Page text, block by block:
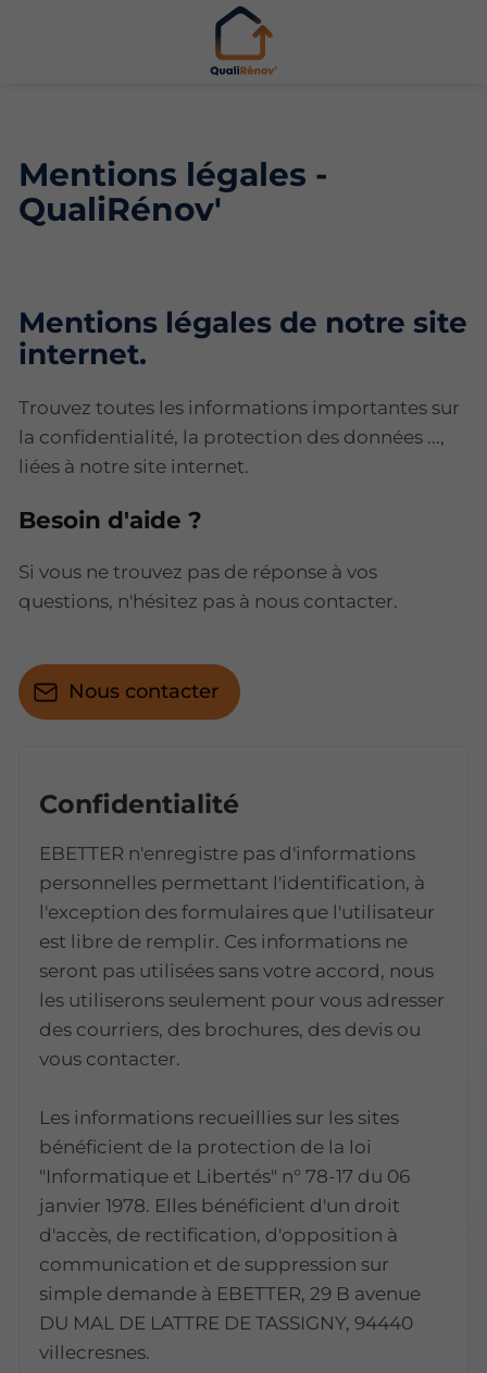
Mentions légales -
QualiRénov'
Mentions légales de notre site
internet.
Trouvez toutes les informations importantes sur
la confidentialité, la protection des données ...,
liées à notre site internet.
Besoin d'aide ?
Si vous ne trouvez pas de réponse à vos
questions, n'hésitez pas à nous contacter.
Nous contacter
Confidentialité
EBETTER n'enregistre pas d'informations
personnelles permettant l'identification, à
l'exception des formulaires que l'utilisateur
est libre de remplir. Ces informations ne
seront pas utilisées sans votre accord, nous
les utiliserons seulement pour vous adresser
des courriers, des brochures, des devis ou
vous contacter.
Les informations recueillies sur les sites
bénéficient de la protection de la loi
"Informatique et Libertés" n° 78-17 du 06
janvier 1978. Elles bénéficient d'un droit
d'accès, de rectification, d'opposition à
communication et de suppression sur
simple demande à EBETTER, 29 B avenue
DU MAL DE LATTRE DE TASSIGNY, 94440
villecresnes.